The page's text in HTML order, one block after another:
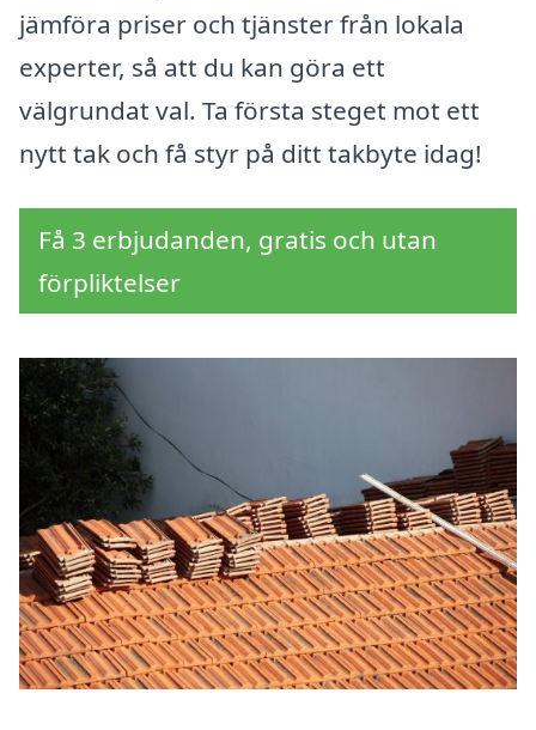
jämföra priser och tjänster från lokala
experter, så att du kan göra ett
välgrundat val. Ta första steget mot ett
nytt tak och få styr på ditt takbyte idag!
Få 3 erbjudanden, gratis och utan
förpliktelser